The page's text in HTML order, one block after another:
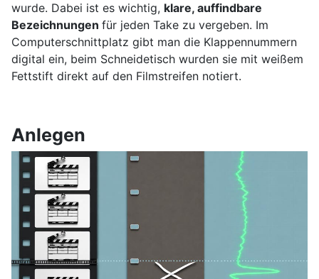
wurde. Dabei ist es wichtig, klare, auffindbare
Bezeichnungen für jeden Take zu vergeben. Im
Computerschnittplatz gibt man die Klappennummern
digital ein, beim Schneidetisch wurden sie mit weißem
Fettstift direkt auf den Filmstreifen notiert.
Anlegen